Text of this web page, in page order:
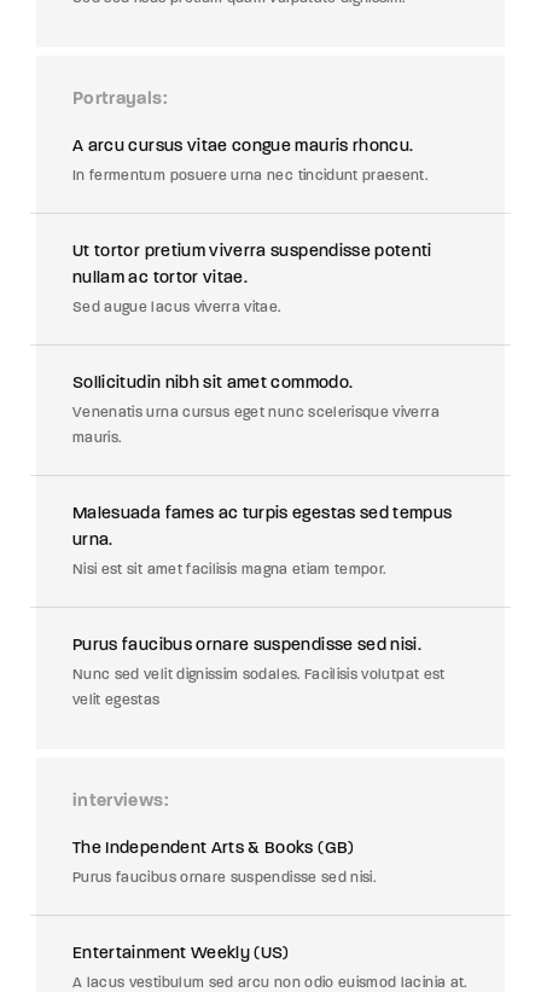
Portrayals
A arcu cursus vitae congue mauris rhoncu.
In fermentum posuere urna nec tincidunt praesent.
Ut tortor pretium viverra suspendisse potenti
nullam ac tortor vitae.
Sed augue lacus viverra vitae.
Sollicitudin nibh sit amet commodo.
Venenatis urna cursus eget nunc scelerisque viverra
mauris.
Malesuada fames ac turpis egestas sed tempus
urna.
Nisi est sit amet facilisis magna etiam tempor.
Purus faucibus ornare suspendisse sed nisi.
Nunc sed velit dignissim sodales. Facilisis volutpat est
velit egestas
interviews
The Independent Arts & Books (GB)
Purus faucibus ornare suspendisse sed nisi.
Entertainment Weekly (US)
A lacus vestibulum sed arcu non odio euismod lacinia at.